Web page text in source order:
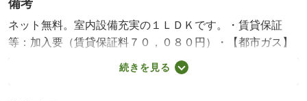
備考
ネット無料。室内設備充実の１ＬＤＫです。・賃貸保証
等：加入要（賃貸保証料７０，０８０円）・【都市ガス】
ＪＲ琵琶湖線瀬田駅から徒歩１３分の物件です。１２帖あ
るリビングが特徴的でのんびりとした住空間が望めそうで
続きを見る